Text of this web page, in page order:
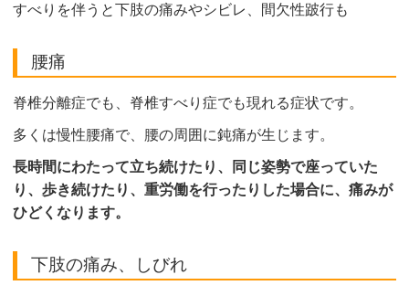
すべりを伴うと下肢の痛みやシビレ、間欠性跛行も
腰痛
脊椎分離症でも、脊椎すべり症でも現れる症状です。
多くは慢性腰痛で、腰の周囲に鈍痛が生じます。
長時間にわたって立ち続けたり、同じ姿勢で座っていた
り、歩き続けたり、重労働を行ったりした場合に、痛みが
ひどくなります。
下肢の痛み、しびれ